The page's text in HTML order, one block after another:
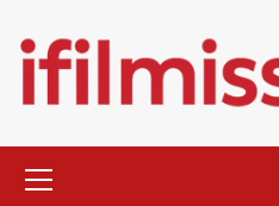
contenuto
principale